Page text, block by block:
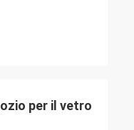
per il vetro